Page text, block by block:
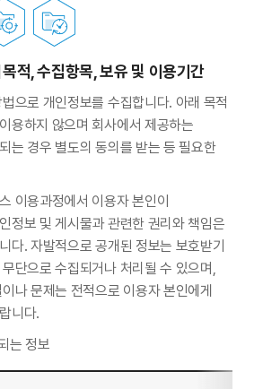
적, 수집항목, 보유 및 이용기간
으로 개인정보를 수집합니다. 아래 목적
용하지 않으며 회사에서 제공하는
는 경우 별도의 동의를 받는 등 필요한
이용과정에서 이용자 본인이
정보 및 게시물과 관련한 권리와 책임은
다. 자발적으로 공개된 정보는 보호받기
단으로 수집되거나 처리될 수 있으며,
나 문제는 전적으로 이용자 본인에게
니다.
는 정보